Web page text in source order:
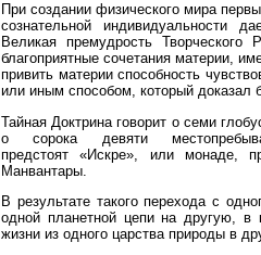
При создании физического мира
сознательной индивидуальности
Великая премудрость
благоприятные сочетания материи,
привить материи способность
или иным способом, который доказал
Тайная Доктрина говорит о семи
о сорока девяти
предстоят «Искре», или монаде,
Манвантары.
В результате такого перехода с
одной планетной цепи на другую,
жизни из одного царства природы в